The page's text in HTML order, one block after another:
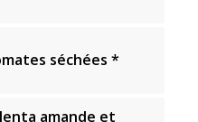
séchées *
amande et